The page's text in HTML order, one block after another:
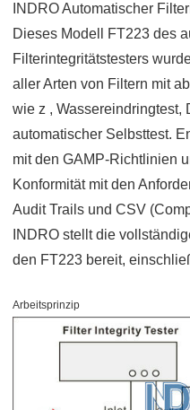
INDRO Automatischer
Dieses Modell FT223 des
Filterintegritätstesters
aller Arten von Filtern mit
wie z , Wassereindringtest,
automatischer Selbsttest.
mit den GAMP-Richtlinien
Konformität mit den
Audit Trails und CSV
INDRO stellt die
den FT223 bereit,
Arbeitsprinzip